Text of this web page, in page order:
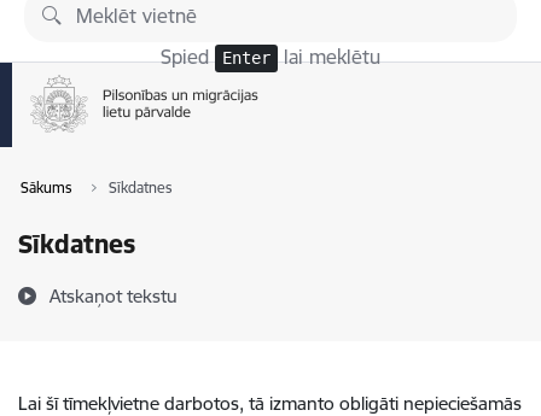
Pāriet uz lapas saturu
Spied Enter lai meklētu
Sākums Sīkdatnes
Sīkdatnes
Atskaņot tekstu
Lai šī tīmekļvietne darbotos, tā izmanto obligāti nepieciešamās